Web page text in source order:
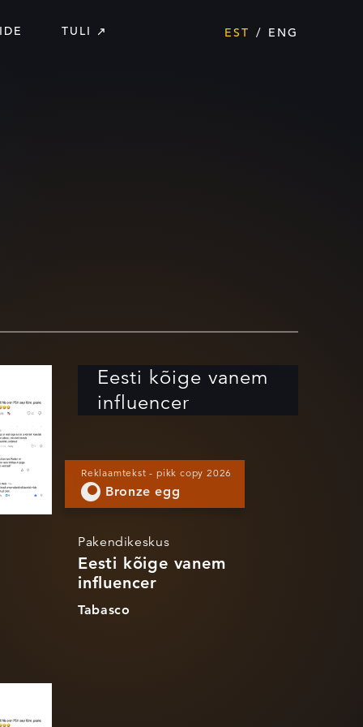
TULI EST ENG
Eesti kõige vanem
influencer
Reklaamtekst - pikk copy 2026
Bronze egg
Pakendikeskus
Eesti kõige vanem
influencer
Tabasco